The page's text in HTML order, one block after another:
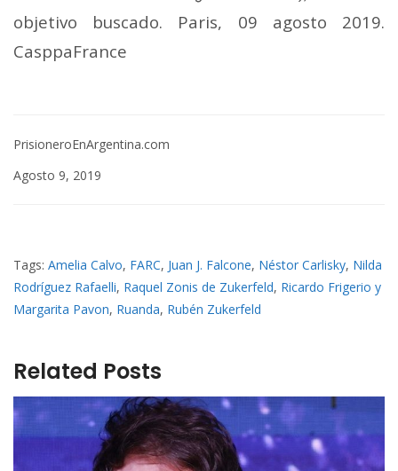
objetivo buscado. Paris, 09 agosto 2019.
CasppaFrance
PrisioneroEnArgentina.com
Agosto 9, 2019
Tags: Amelia Calvo, FARC, Juan J. Falcone, Néstor Carlisky, Nilda
Rodríguez Rafaelli, Raquel Zonis de Zukerfeld, Ricardo Frigerio y
Margarita Pavon, Ruanda, Rubén Zukerfeld
Related Posts